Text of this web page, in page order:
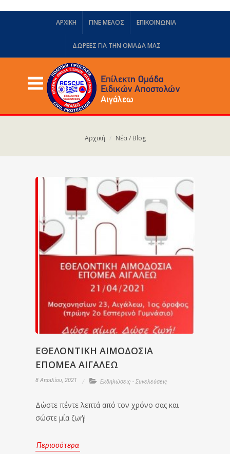
ΑΡΧΙΚΗ ΓΙΝΕ ΜΕΛΟΣ ΕΠΙΚΟΙΝΩΝΙΑ
ΔΩΡΕΈΣ ΓΙΑ ΤΗΝ ΟΜΆΔΑ ΜΑΣ
Αρχική Νέα / Blog
ΕΘΕΛΟΝΤΙΚΗ ΑΙΜΟΔΟΣΙΑ
ΕΠΟΜΕΑ ΑΙΓΑΛΕΩ
8 Απριλίου, 2021 Εκδηλώσεις - Συνελεύσεις
Δώστε πέντε λεπτά από τον χρόνο σας και
σώστε μία ζωή!
Περισσότερα